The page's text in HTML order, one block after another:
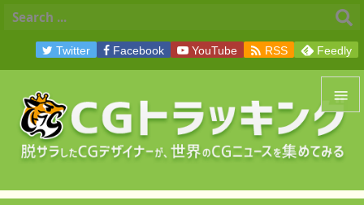


メニュ
サイ
Twitter Facebook YouTube  RSS Feedly